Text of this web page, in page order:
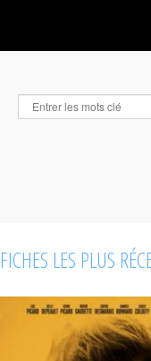
FICHES LES PLUS